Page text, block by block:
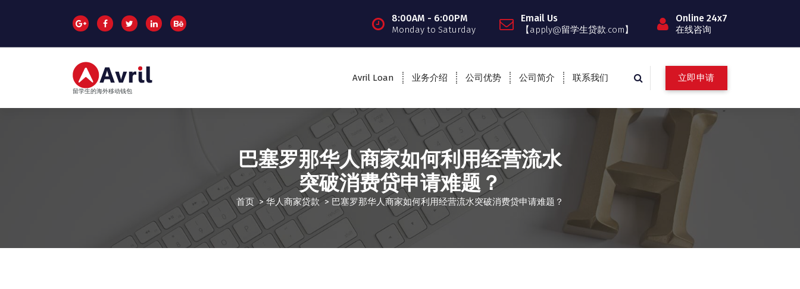
文
8:00AM - 6:00PM
Monday to Saturday
Email Us
【apply@留学生贷款.com】
Online 24x7
在线咨询
留学生的海外移动钱包
Avril Loan 业务介绍 公司优势 公司简介 联系我们 立即申请
巴塞罗那华人商家如何利用经营流水
突破消费贷申请难题？
首页 >华人商家贷款> 巴塞罗那华人商家如何利用经营流水突破消费贷申请难题？